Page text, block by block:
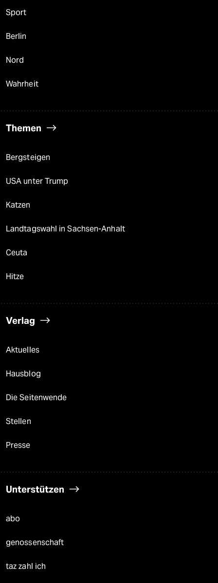
Sport
Berlin
Nord
Wahrheit
Themen
Bergsteigen
USA unter Trump
Katzen
Landtagswahl in Sachsen-Anhalt
Ceuta
Hitze
Verlag
Aktuelles
Hausblog
Die Seitenwende
Stellen
Presse
Unterstützen
abo
genossenschaft
taz zahl ich